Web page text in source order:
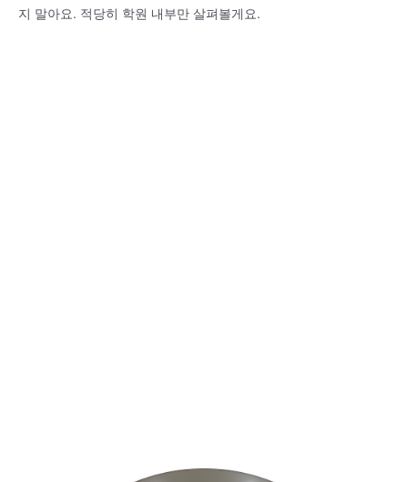
지 말아요. 적당히 학원 내부만 살펴볼게요.